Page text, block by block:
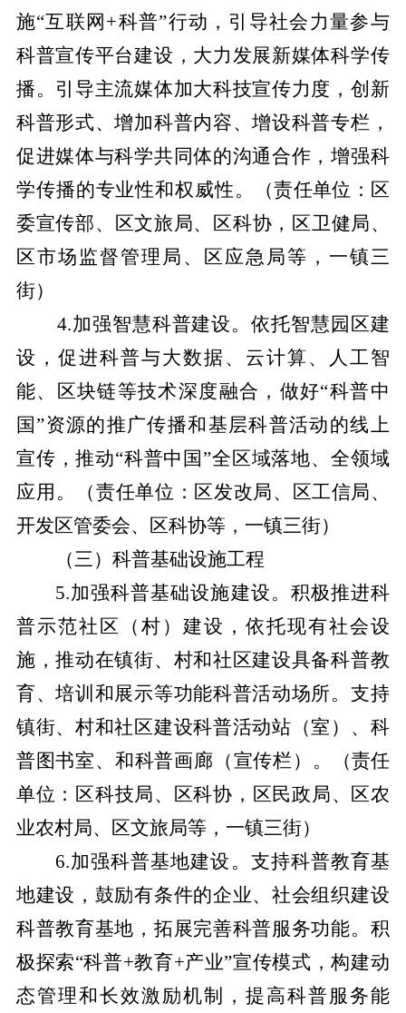
施“互联网+科普”行动，引导社会力量参与
科普宣传平台建设，大力发展新媒体科学传
播。引导主流媒体加大科技宣传力度，创新
科普形式、增加科普内容、增设科普专栏，
促进媒体与科学共同体的沟通合作，增强科
学传播的专业性和权威性。
（责任单位：区
委宣传部、区文旅局、区科协，区卫健局、
区市场监督管理局、区应急局等，一镇三
街）
4.加强智慧科普建设。依托智慧园区建
设，促进科普与大数据、云计算、人工智
能、区块链等技术深度融合，做好“科普中
国”资源的推广传播和基层科普活动的线上
宣传，推动“科普中国”全区域落地、全领域
应用。
（责任单位：区发改局、区工信局、
开发区管委会、区科协等，一镇三街）
（三）科普基础设施工程
5.加强科普基础设施建设。积极推进科
普示范社区（村）建设，依托现有社会设
施，推动在镇街、村和社区建设具备科普教
育、培训和展示等功能科普活动场所。支持
镇街、村和社区建设科普活动站（室）、科
普图书室、和科普画廊（宣传栏）。
（责任
单位：区科技局、区科协，区民政局、区农
业农村局、区文旅局等，一镇三街）
6.加强科普基地建设。支持科普教育基
地建设，鼓励有条件的企业、社会组织建设
科普教育基地，拓展完善科普服务功能。积
极探索“科普+教育+产业”宣传模式，构建动
态管理和长效激励机制，提高科普服务能